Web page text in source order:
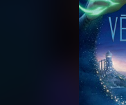
Культура
Мероприятия